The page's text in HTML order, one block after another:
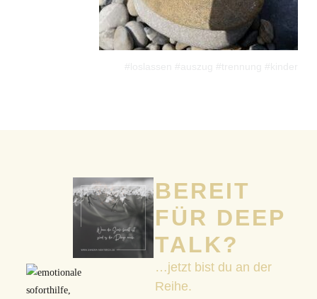
BEREIT
FÜR DEEP
TALK?
…jetzt bist du an der
Reihe.